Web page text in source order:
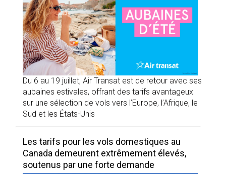
Du 6 au 19 juillet, Air Transat est de retour avec ses
aubaines estivales, offrant des tarifs avantageux
sur une sélection de vols vers l’Europe, l’Afrique, le
Sud et les États-Unis
Les tarifs pour les vols domestiques au
Canada demeurent extrêmement élevés,
soutenus par une forte demande